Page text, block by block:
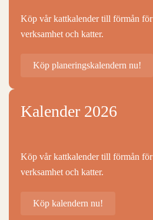
Köp vår kattkalender till förmån för
verksamhet och katter.
Köp planeringskalendern nu!
Kalender 2026
Köp vår kattkalender till förmån för
verksamhet och katter.
Köp kalendern nu!